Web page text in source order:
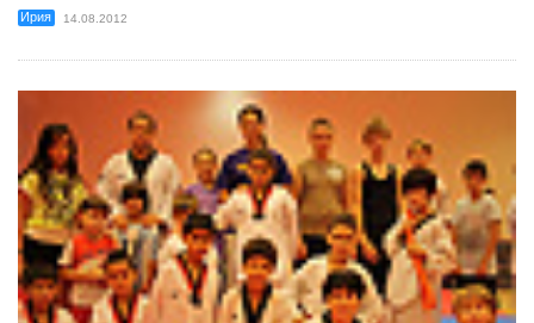
Ирия 14.08.2012